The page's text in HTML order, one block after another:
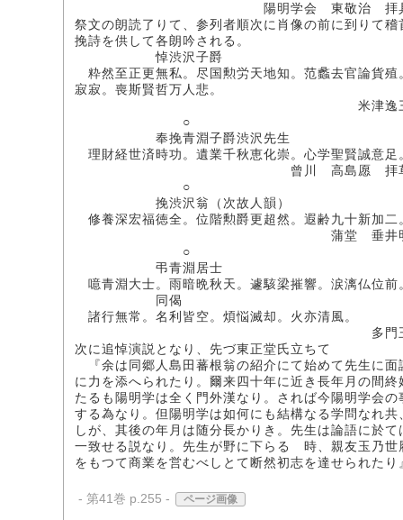
陽明学会 東敬治 拝
祭文の朗読了りて、参列者順次に肖像の前に到りて
挽詩を供して各朗吟される。
悼渋沢子爵
粋然至正更無私。尽国勲労天地知。范蠡去官論貨
寂寂。喪斯賢哲万人悲。
米津逸三拝《（マ
○
奉挽青淵子爵渋沢先生
理財経世済時功。遺業千秋恵化崇。心学聖賢誠意足
曾川 高島愿 拝
○
挽渋沢翁（次故人韻）
修養深宏福徳全。位階勲爵更超然。遐齢九十新加二
蒲堂 垂井明
○
弔青淵居士
噫青淵大士。雨暗晩秋天。遽駭梁摧響。涙漓仏位前
同偈
諸行無常。名利皆空。煩悩滅却。火亦清風。
多門王
次に追悼演説となり、先づ東正堂氏立ちて
『余は同郷人島田蕃根翁の紹介にて始めて先生に
に力を添へられたり。爾来四十年に近き長年月の間
たるも陽明学は全く門外漢なり。されば今陽明学会
する為なり。但陽明学は如何にも結構なる学問なれ
しが、其後の年月は随分長かりき。先生は論語に於
一致せる説なり。先生が野に下らるゝ時、親友玉乃
をもつて商業を営むべしとて断然初志を達せられたり
- 第41巻 p.255 - ページ画像